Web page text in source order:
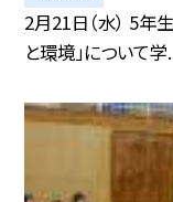
2月21日（水） 5年
と環境」について学